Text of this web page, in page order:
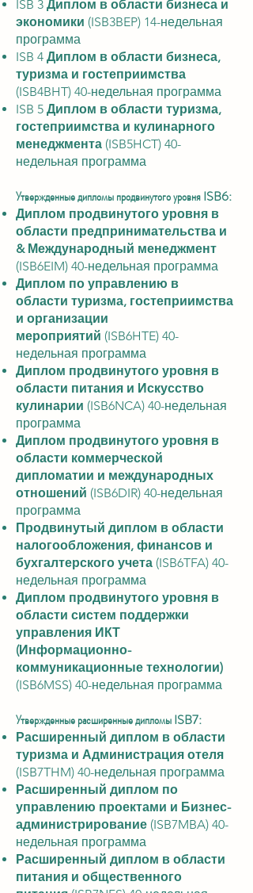
ISB 3 Диплом в области бизнеса и
экономики (ISB3BEP) 14-недельная
программа
ISB 4 Диплом в области бизнеса,
туризма и гостеприимства
(ISB4BHT) 40-недельная программа
ISB 5 Диплом в области туризма,
гостеприимства и кулинарного
менеджмента (ISB5HCT) 40-
недельная программа
Утвержденные дипломы продвинутого уровня ISB6:
Диплом продвинутого уровня в
области предпринимательства и
& Международный менеджмент
(ISB6EIM) 40-недельная программа
Диплом по управлению в
области туризма, гостеприимства
и организации
мероприятий (ISB6HTE) 40-
недельная программа
Диплом продвинутого уровня в
области питания и Искусство
кулинарии (ISB6NCA) 40-недельная
программа
Диплом продвинутого уровня в
области коммерческой
дипломатии и международных
отношений (ISB6DIR) 40-недельная
программа
Продвинутый диплом в области
налогообложения, финансов и
бухгалтерского учета (ISB6TFA) 40-
недельная программа
Диплом продвинутого уровня в
области систем поддержки
управления ИКТ
(Информационно-
коммуникационные технологии)
(ISB6MSS) 40-недельная программа
Утвержденные расширенные дипломы ISB7:
Расширенный диплом в области
туризма и Администрация отеля
(ISB7THM) 40-недельная программа
Расширенный диплом по
управлению проектами и Бизнес-
администрирование (ISB7MBA) 40-
недельная программа
Расширенный диплом в области
питания и общественного